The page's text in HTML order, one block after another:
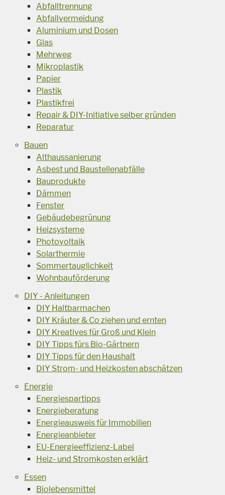
Abfalltrennung
Abfallvermeidung
Aluminium und Dosen
Glas
Mehrweg
Mikroplastik
Papier
Plastik
Plastikfrei
Repair & DIY-Initiative selber gründen
Reparatur
Bauen
Althaussanierung
Asbest und Baustellenabfälle
Bauprodukte
Dämmen
Fenster
Gebäudebegrünung
Heizsysteme
Photovoltaik
Solarthermie
Sommertauglichkeit
Wohnbauförderung
DIY - Anleitungen
DIY Haltbarmachen
DIY Kräuter & Co ziehen und ernten
DIY Kreatives für Groß und Klein
DIY Tipps fürs Bio-Gärtnern
DIY Tipps für den Haushalt
DIY Strom- und Heizkosten abschätzen
Energie
Energiespartipps
Energieberatung
Energieausweis für Immobilien
Energieanbieter
EU-Energieeffizienz-Label
Heiz- und Stromkosten erklärt
Essen
Biolebensmittel